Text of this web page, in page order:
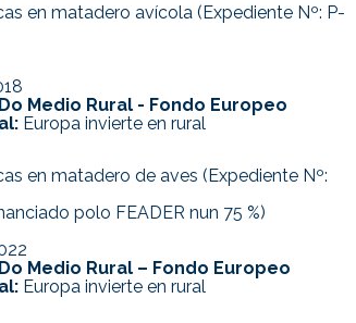
en matadero avícola (Expediente Nº: P-
Medio Rural - Fondo Europeo
Europa invierte en rural
en matadero de aves (Expediente Nº:
polo FEADER nun 75 %)
Medio Rural – Fondo Europeo
Europa invierte en rural